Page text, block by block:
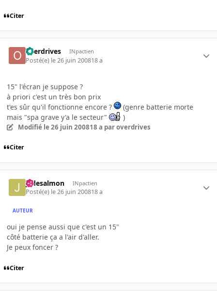
Citer
overdrives INpactien
Posté(e) le 26 juin 200818 a
15" l'écran je suppose ?
à priori c'est un très bon prix
t'es sûr qu'il fonctionne encore ?
(genre batterie morte
mais "spa grave y'a le secteur"
)
Modifié le 26 juin 200818 a par overdrives
Citer
jadesalmon INpactien
Posté(e) le 26 juin 200818 a
AUTEUR
oui je pense aussi que c'est un 15"
côté batterie ça a l'air d'aller.
Je peux foncer ?
Citer